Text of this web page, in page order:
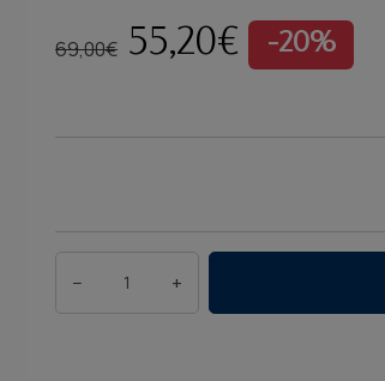
69,00€ 55,20€ -20%
− +